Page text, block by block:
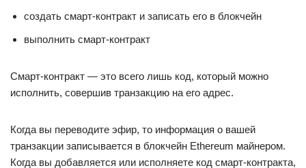
создать смарт-контракт и записать его в блокчейн
выполнить смарт-контракт
Смарт-контракт — это всего лишь код, который можно
исполнить, совершив транзакцию на его адрес.
Когда вы переводите эфир, то информация о вашей
транзакции записывается в блокчейн Ethereum майнером.
Когда вы добавляется или исполняете код смарт-контракта,